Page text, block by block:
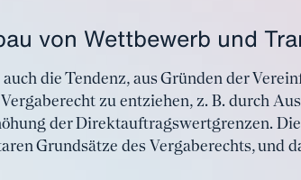
von Wettbewerb und
die Tendenz, aus Gründen der
zu entziehen, z. B. durch
der Direktauftragswertgrenzen.
Grundsätze des Vergaberechts, und